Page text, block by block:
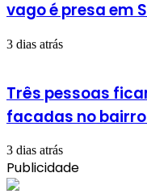
vago é presa em
3 dias atrás
Três pessoas
facadas no
3 dias atrás
Publicidade